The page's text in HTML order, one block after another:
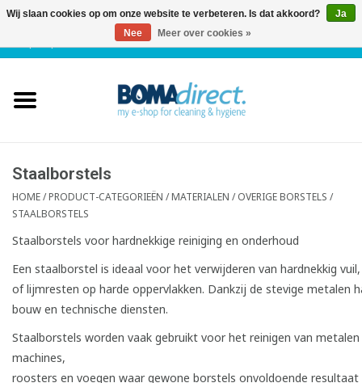
Klantenservice
Blog
Staalborstels
HOME/PRODUCT-CATEGORIEËN /MATERIALEN /OVERIGE BORSTELS /
STAALBORSTELS
Staalborstels voor hardnekkige reiniging en onderhoud
Een staalborstel is ideaal voor het verwijderen van hardnekkig
of lijmresten op harde oppervlakken. Dankzij de stevige metalen
bouw en technische diensten.
Staalborstels worden vaak gebruikt voor het reinigen van
machines,
roosters en voegen waar gewone borstels onvoldoende resultaat
Wij slaan cookies op om onze website te verbeteren. Is dat akkoord?
Ja
Nee
Meer over cookies »